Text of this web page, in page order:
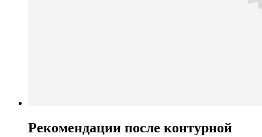
Рекомендации после контурной